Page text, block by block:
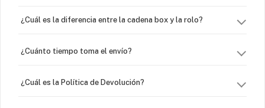
¿Cuál es la diferencia entre la cadena box y la rolo?
¿Cuánto tiempo toma el envío?
¿Cuál es la Política de Devolución?